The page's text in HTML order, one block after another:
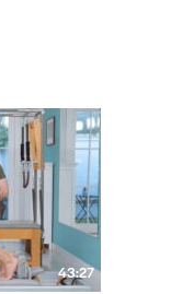
43:27